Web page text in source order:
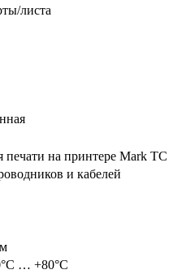
листа
печати на принтере Mark TC
и кабелей
… +80°С